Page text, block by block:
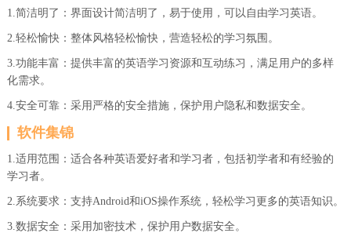
1.简洁明了：界面设计简洁明了，易于使用，可以自由学习英语。
2.轻松愉快：整体风格轻松愉快，营造轻松的学习氛围。
3.功能丰富：提供丰富的英语学习资源和互动练习，满足用户的多样
化需求。
4.安全可靠：采用严格的安全措施，保护用户隐私和数据安全。
软件集锦
1.适用范围：适合各种英语爱好者和学习者，包括初学者和有经验的
学习者。
2.系统要求：支持Android和iOS操作系统，轻松学习更多的英语知识。
3.数据安全：采用加密技术，保护用户数据安全。